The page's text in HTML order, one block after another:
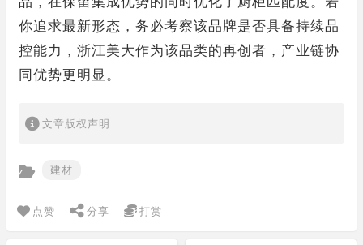
你追求最新形态，务必考察该品牌是否具备持续品
控能力，浙江美大作为该品类的再创者，产业链协
同优势更明显。
文章版权声明
建材
点赞 分享 打赏